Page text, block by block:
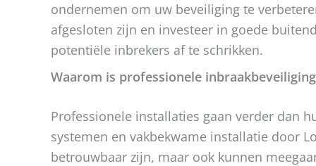
ondernemen om uw beveiliging te
afgesloten zijn en investeer in goede
potentiële inbrekers af te schrikken.
Waarom is professionele
Professionele installaties gaan verder dan
systemen en vakbekwame installatie door
betrouwbaar zijn, maar ook kunnen